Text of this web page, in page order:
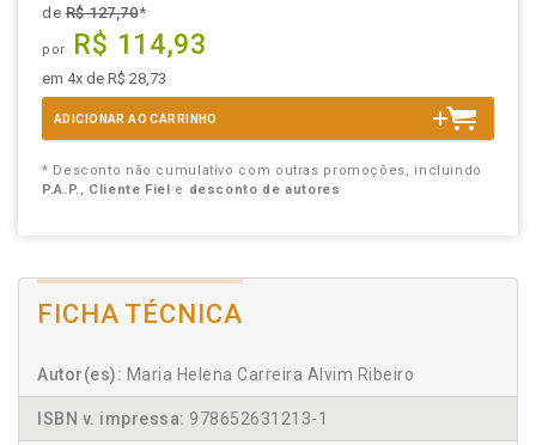
deR$ 127,70*
por R$ 114,93
em 4x de R$ 28,73
ADICIONAR AO CARRINHO
* Desconto não cumulativo com outras promoções, incluindo
P.A.P., Cliente Fiel e desconto de autores
FICHA TÉCNICA
Autor(es): Maria Helena Carreira Alvim Ribeiro
ISBN v. impressa: 978652631213-1